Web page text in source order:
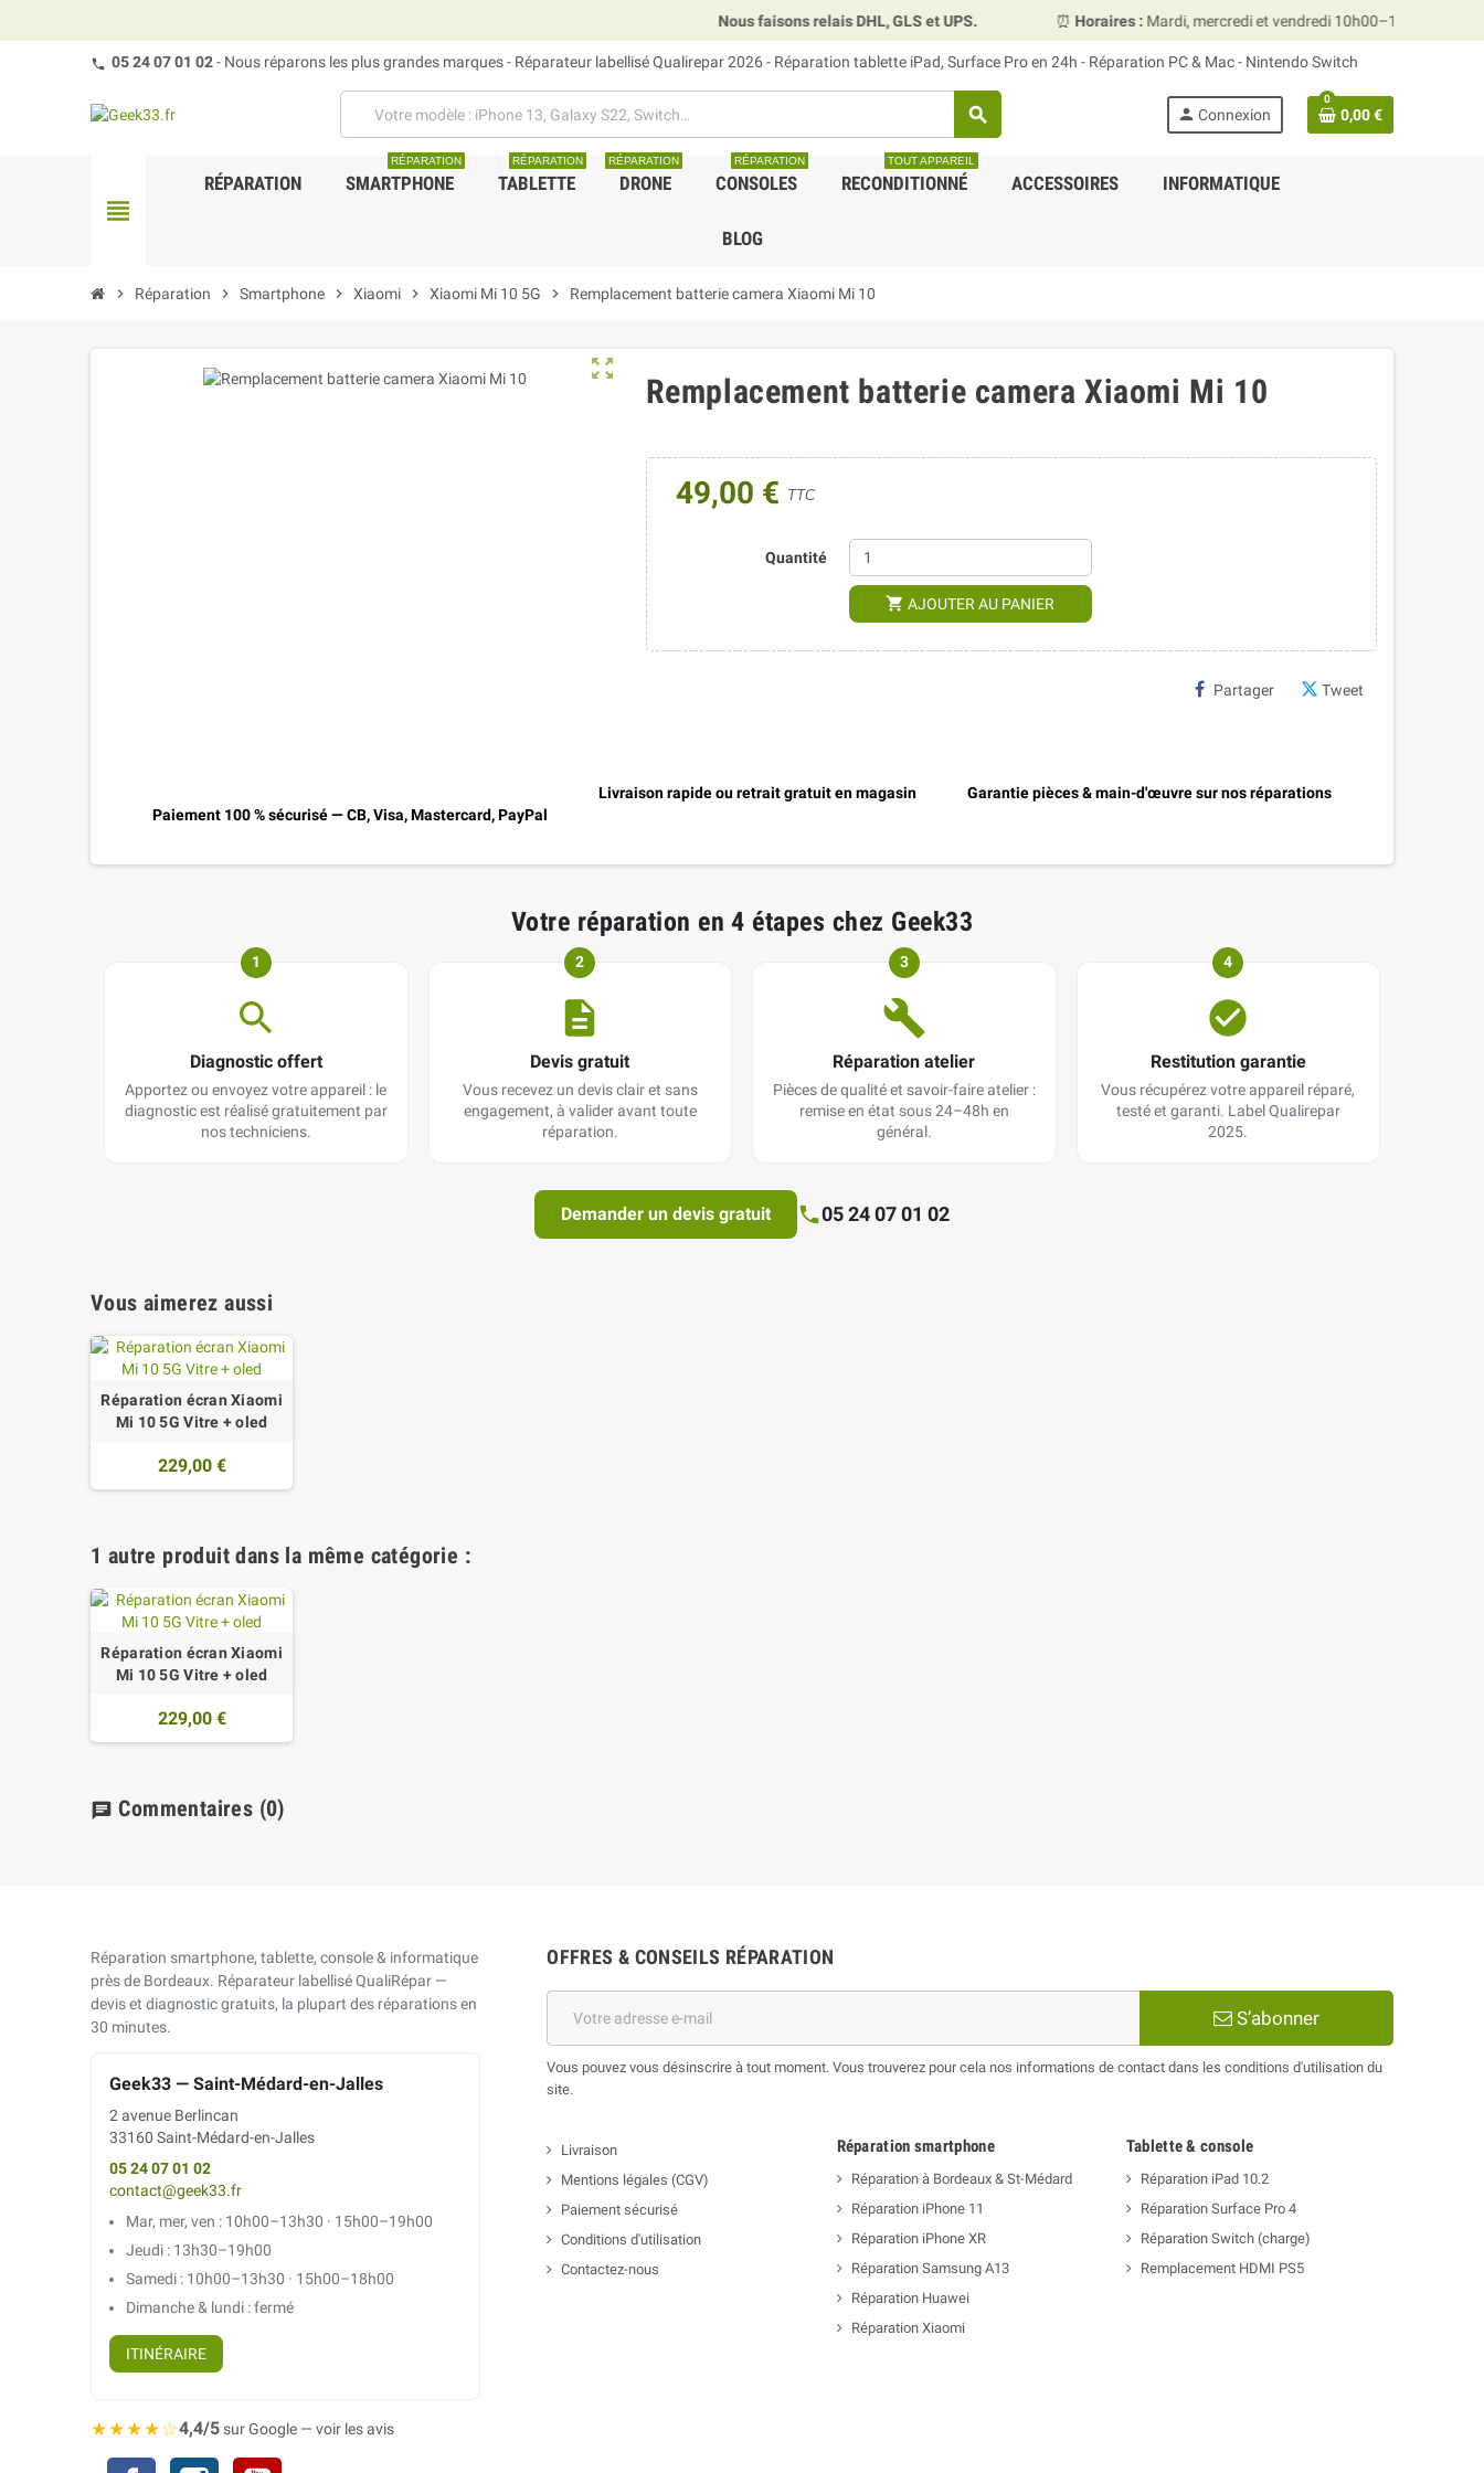
Nous faisons relais DHL, GLS et UPS. ⏰ Mardi, mercredi et vendredi 10h00–13h30 & 15h00–19h00 ·
05 24 07 01 02- Nous réparons les plus grandes marques - Réparateur labellisé Qualirepar 2026 - Réparation tablette iPad, Surface Pro en 24h - Réparation PC & Mac - Nintendo Switch
search person Connexion
0
0,00 €
view_headline
RÉPARATION SMARTPHONE
RÉPARATION
TABLETTE
RÉPARATION
DRONE
RÉPARATION
CONSOLES
RÉPARATION
RECONDITIONNÉ
TOUT APPAREIL
ACCESSOIRES INFORMATIQUE
BLOG
chevron_right Réparation chevron_right Smartphone chevron_right Xiaomi chevron_right Xiaomi Mi 10 5G chevron_right Remplacement batterie camera Xiaomi Mi 10
zoom_out_map
Remplacement batterie camera Xiaomi Mi 10
49,00 € TTC
Quantité
shopping_cart AJOUTER AU PANIER
Partager Tweet
Paiement 100 % sécurisé — CB, Visa, Mastercard, PayPal
Livraison rapide ou retrait gratuit en magasin Garantie pièces & main-d'œuvre sur nos réparations
Votre réparation en 4 étapes chez Geek33
1
Diagnostic offert
Apportez ou envoyez votre appareil : le
diagnostic est réalisé gratuitement par
nos techniciens.
2
Devis gratuit
Vous recevez un devis clair et sans
engagement, à valider avant toute
réparation.
3
Réparation atelier
Pièces de qualité et savoir-faire atelier :
remise en état sous 24–48h en
général.
4
Restitution garantie
Vous récupérez votre appareil réparé,
testé et garanti. Label Qualirepar
2025.
Demander un devis gratuit 05 24 07 01 02
Vous aimerez aussi
Réparation écran Xiaomi
Mi 10 5G Vitre + oled
229,00 €
1 autre produit dans la même catégorie :
Réparation écran Xiaomi
Mi 10 5G Vitre + oled
229,00 €
chat Commentaires (0)
Réparation smartphone, tablette, console & informatique
près de Bordeaux. Réparateur labellisé QualiRépar —
devis et diagnostic gratuits, la plupart des réparations en
30 minutes.
Geek33 — Saint-Médard-en-Jalles
2 avenue Berlincan
33160 Saint-Médard-en-Jalles
05 24 07 01 02
contact@geek33.fr
Mar, mer, ven : 10h00–13h30 · 15h00–19h00
Jeudi : 13h30–19h00
Samedi : 10h00–13h30 · 15h00–18h00
Dimanche & lundi : fermé
ITINÉRAIRE
★★★★☆4,4/5sur Google — voir les avis
Facebook
OFFRES & CONSEILS RÉPARATION
S’abonner
Vous pouvez vous désinscrire à tout moment. Vous trouverez pour cela nos informations de contact dans les conditions d'utilisation du
site.
Livraison
Mentions légales (CGV)
Paiement sécurisé
Conditions d'utilisation
Contactez-nous
Réparation smartphone
Réparation à Bordeaux & St-Médard
Réparation iPhone 11
Réparation iPhone XR
Réparation Samsung A13
Réparation Huawei
Réparation Xiaomi
Tablette & console
Réparation iPad 10.2
Réparation Surface Pro 4
Réparation Switch (charge)
Remplacement HDMI PS5